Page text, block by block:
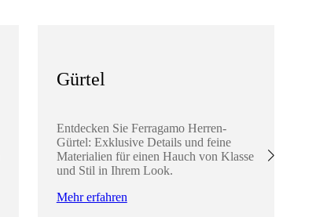
Gürtel
Entdecken Sie Ferragamo Herren-
Gürtel: Exklusive Details und feine
Materialien für einen Hauch von Klasse
und Stil in Ihrem Look.
Mehr erfahren